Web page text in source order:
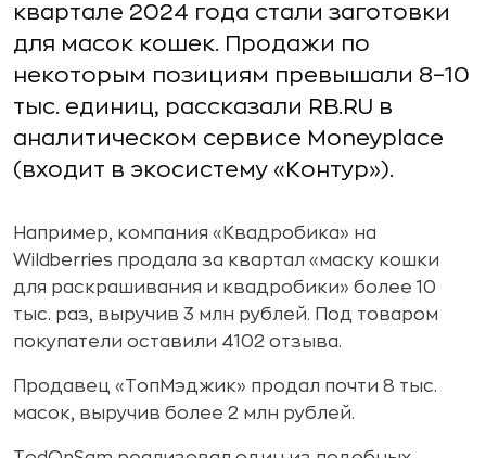
квартале 2024 года стали заготовки
для масок кошек. Продажи по
некоторым позициям превышали 8–10
тыс. единиц, рассказали RB.RU в
аналитическом сервисе Moneyplace
(входит в экосистему «Контур»).
Например, компания «Квадробика» на
Wildberries продала за квартал «маску кошки
для раскрашивания и квадробики» более 10
тыс. раз, выручив 3 млн рублей. Под товаром
покупатели оставили 4102 отзыва.
Продавец «ТопМэджик» продал почти 8 тыс.
масок, выручив более 2 млн рублей.